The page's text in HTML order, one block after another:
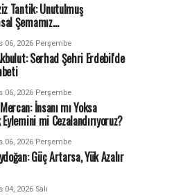
Tantik: Unutulmuş
Şemamız…
06, 2026 Perşembe
Serhad Şehri Erdebil'de
06, 2026 Perşembe
İnsanı mı Yoksa
mi Cezalandırıyoruz?
06, 2026 Perşembe
Güç Artarsa, Yük Azalır
04, 2026 Salı